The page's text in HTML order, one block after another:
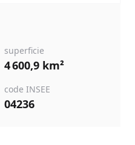
superficie
4 600,9 km²
code INSEE
04236